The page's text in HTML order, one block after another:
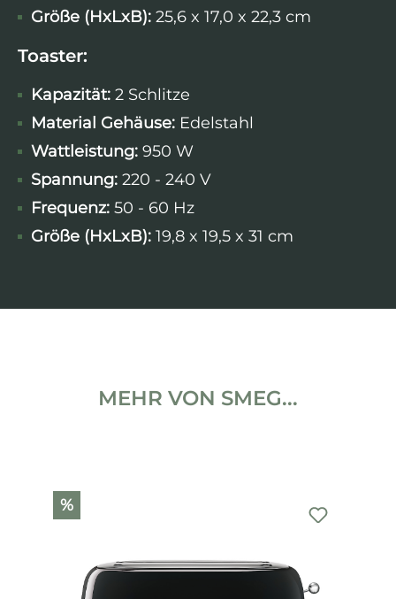
Größe (HxLxB): 25,6 x 17,0 x 22,3 cm
Toaster:
Kapazität: 2 Schlitze
Material Gehäuse: Edelstahl
Wattleistung: 950 W
Spannung: 220 - 240 V
Frequenz: 50 - 60 Hz
Größe (HxLxB): 19,8 x 19,5 x 31 cm
MEHR VON SMEG...
Produktgalerie überspringen
%